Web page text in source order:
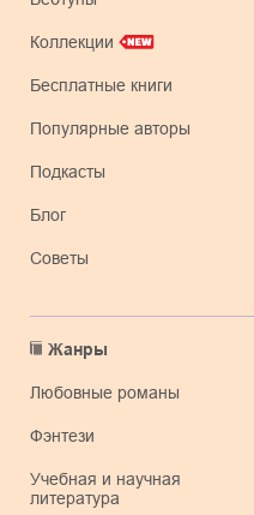
Коллекции
Бесплатные книги
Популярные авторы
Подкасты
Блог
Советы
Жанры
любовные романы
фэнтези
учебная и научная
литература